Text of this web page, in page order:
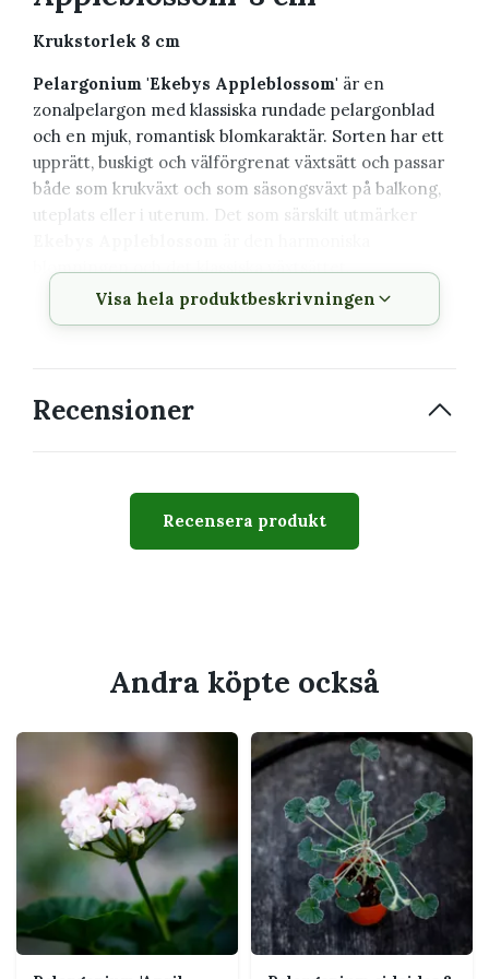
Krukstorlek 8 cm
Pelargonium 'Ekebys Appleblossom' är en
zonalpelargon med klassiska rundade pelargonblad
och en mjuk, romantisk blomkaraktär. Sorten har ett
upprätt, buskigt och välförgrenat växtsätt och passar
både som krukväxt och som säsongsväxt på balkong,
uteplats eller i uterum. Det som särskilt utmärker
Växtbeskrivning
namn
Geraniaceae
Lätt till medel
Husdjur
Bör hållas utom räckhåll för
katt och hund som tuggar på
växter
Passar perfekt för
Mycket ljust eller soligt läge
Solig fönsterbräda, balkong, uterum eller
uteplats
Visa hela produktbeskrivningen
Recensioner
Recensera produkt
Andra köpte också